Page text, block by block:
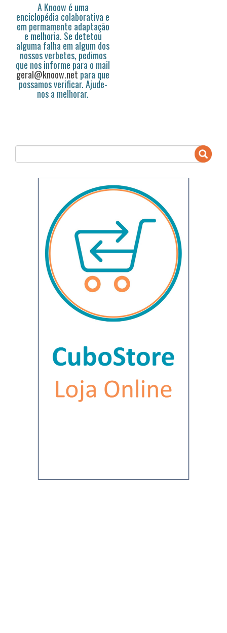
A Knoow é uma
enciclopédia colaborativa e
em permamente adaptação
e melhoria. Se detetou
alguma falha em algum dos
nossos verbetes, pedimos
que nos informe para o mail
geral@knoow.net para que
possamos verificar. Ajude-
nos a melhorar.